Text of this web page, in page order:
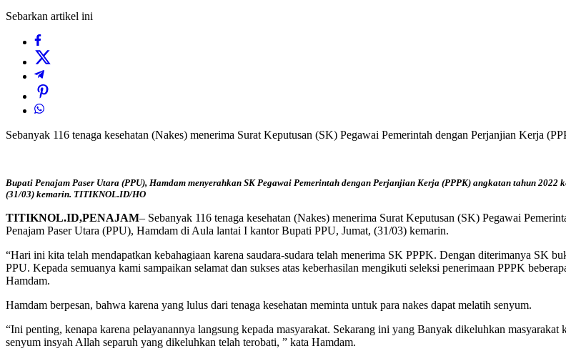
Sebarkan artikel ini
Sebanyak 116 tenaga kesehatan (Nakes) menerima Surat Keputusan (SK) Pegawai Pemerintah dengan Perjanjian Kerja
Bupati Penajam Paser Utara (PPU), Hamdam menyerahkan SK Pegawai Pemerintah dengan Perjanjian Kerja (PPPK) angkatan tahun
(31/03) kemarin. TITIKNOL.ID/HO
TITIKNOL.ID,PENAJAM– Sebanyak 116 tenaga kesehatan (Nakes) menerima Surat Keputusan (SK) Pegawai
Penajam Paser Utara (PPU), Hamdam di Aula lantai I kantor Bupati PPU, Jumat, (31/03) kemarin.
“Hari ini kita telah mendapatkan kebahagiaan karena saudara-sudara telah menerima SK PPPK. Dengan diterimanya SK
PPU. Kepada semuanya kami sampaikan selamat dan sukses atas keberhasilan mengikuti seleksi penerimaan PPPK
Hamdam.
Hamdam berpesan, bahwa karena yang lulus dari tenaga kesehatan meminta untuk para nakes dapat melatih senyum.
“Ini penting, kenapa karena pelayanannya langsung kepada masyarakat. Sekarang ini yang Banyak dikeluhkan
senyum insyah Allah separuh yang dikeluhkan telah terobati, ” kata Hamdam.